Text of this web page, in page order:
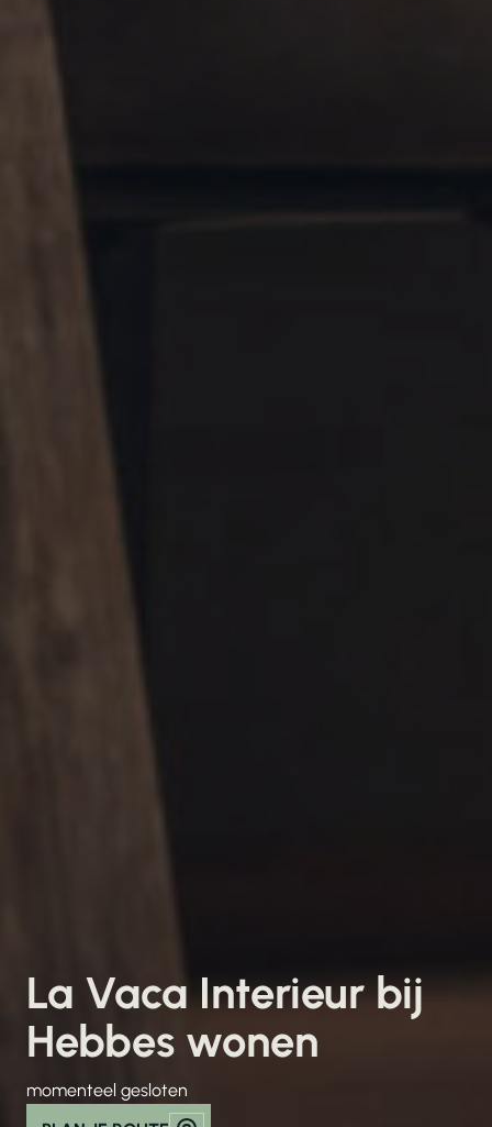
La Vaca Interieur bij
Hebbes wonen
momenteel gesloten